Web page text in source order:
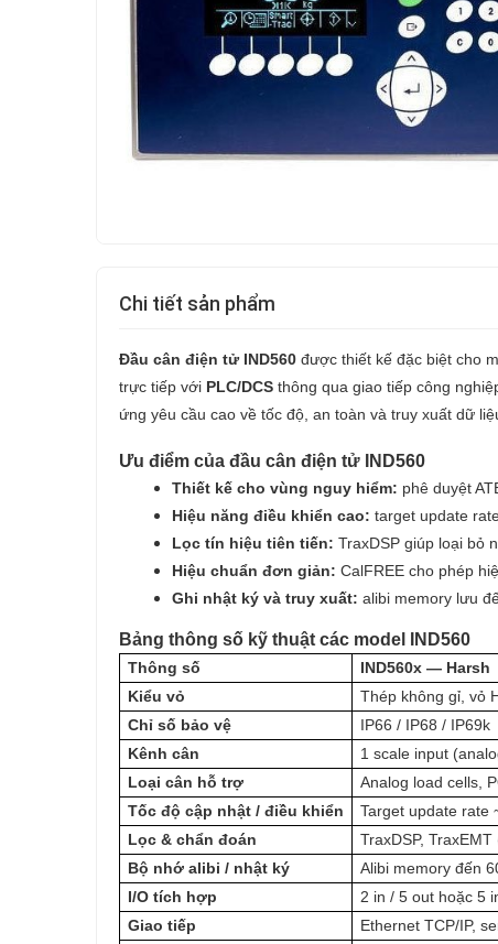
Chi tiết sản phẩm
Đầu cân điện tử IND560 được thiết kế đặc biệt cho
trực tiếp với PLC/DCS thông qua giao tiếp công
ứng yêu cầu cao về tốc độ, an toàn và truy xuất dữ
Ưu điểm của đầu cân điện tử IND560
Thiết kế cho vùng nguy hiểm: phê duyệt
Hiệu năng điều khiển cao: target update
Lọc tín hiệu tiên tiến: TraxDSP giúp loại bỏ
Hiệu chuẩn đơn giản: CalFREE cho phép
Ghi nhật ký và truy xuất: alibi memory lưu
Bảng thông số kỹ thuật các model IND560
Thông số IND560x — Harsh
Kiểu vỏ
Thép không gỉ, vỏ
Chỉ số bảo vệ
IP66 / IP68 / IP69k
Kênh cân
1 scale input
Loại cân hỗ trợ
Analog load cells,
Tốc độ cập nhật / điều khiển
Target update rate
Lọc & chẩn đoán
TraxDSP,
Bộ nhớ alibi / nhật ký
Alibi memory đến
I/O tích hợp
2 in / 5 out hoặc 5
Giao tiếp
Ethernet TCP/IP,